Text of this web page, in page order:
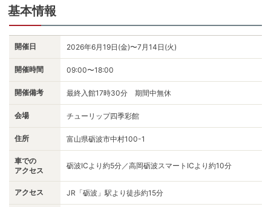
基本情報
開催日 2026年6月19日(金)〜7月14日(火)
開催時間 09:00〜18:00
開催備考 最終入館17時30分 期間中無休
会場 チューリップ四季彩館
住所 富山県砺波市中村100-1
車での
アクセス
砺波ICより約5分／高岡砺波スマートICより約10分
アクセス JR「砺波」駅より徒歩約15分